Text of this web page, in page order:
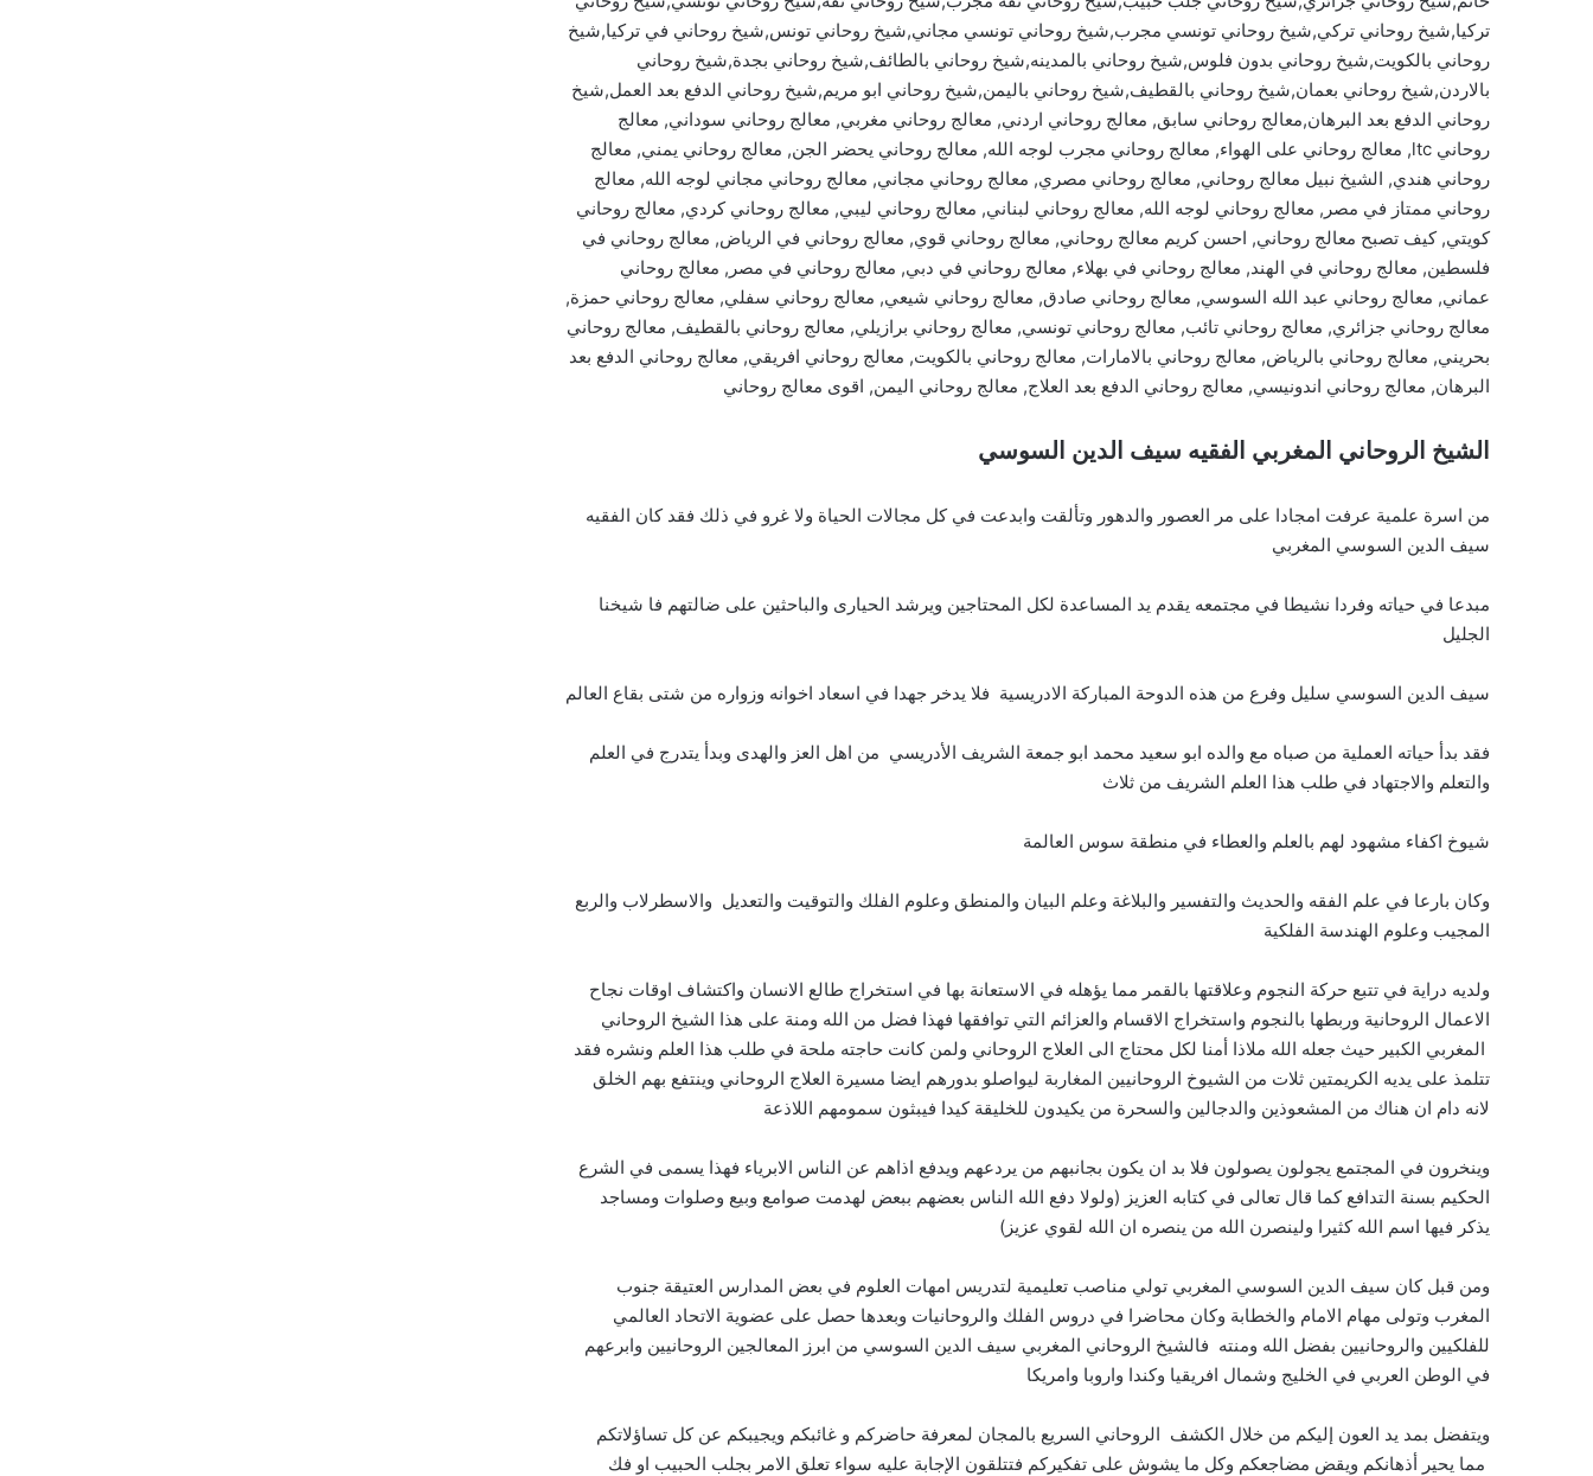
تركيا,شيخ روحاني تركي,شيخ روحاني تونسي مجرب,شيخ روحاني تونسي مجاني,شيخ روحاني تونس,شيخ روحاني في تركيا,شيخ
روحاني بالكويت,شيخ روحاني بدون فلوس,شيخ روحاني بالمدينه,شيخ روحاني بالطائف,شيخ روحاني بجدة,شيخ روحاني
بالاردن,شيخ روحاني بعمان,شيخ روحاني بالقطيف,شيخ روحاني باليمن,شيخ روحاني ابو مريم,شيخ روحاني الدفع بعد العمل,شيخ
روحاني الدفع بعد البرهان,معالج روحاني سابق, معالج روحاني اردني, معالج روحاني مغربي, معالج روحاني سوداني, معالج
روحاني ltc, معالج روحاني على الهواء, معالج روحاني مجرب لوجه الله, معالج روحاني يحضر الجن, معالج روحاني يمني, معالج
روحاني هندي, الشيخ نبيل معالج روحاني, معالج روحاني مصري, معالج روحاني مجاني, معالج روحاني مجاني لوجه الله, معالج
روحاني ممتاز في مصر, معالج روحاني لوجه الله, معالج روحاني لبناني, معالج روحاني ليبي, معالج روحاني كردي, معالج روحاني
كويتي, كيف تصبح معالج روحاني, احسن كريم معالج روحاني, معالج روحاني قوي, معالج روحاني في الرياض, معالج روحاني في
فلسطين, معالج روحاني في الهند, معالج روحاني في بهلاء, معالج روحاني في دبي, معالج روحاني في مصر, معالج روحاني
عماني, معالج روحاني عبد الله السوسي, معالج روحاني صادق, معالج روحاني شيعي, معالج روحاني سفلي, معالج روحاني حمزة,
معالج روحاني جزائري, معالج روحاني تائب, معالج روحاني تونسي, معالج روحاني برازيلي, معالج روحاني بالقطيف, معالج روحاني
بحريني, معالج روحاني بالرياض, معالج روحاني بالامارات, معالج روحاني بالكويت, معالج روحاني افريقي, معالج روحاني الدفع بعد
البرهان, معالج روحاني اندونيسي, معالج روحاني الدفع بعد العلاج, معالج روحاني اليمن, اقوى معالج روحاني
الشيخ الروحاني المغربي الفقيه سيف الدين السوسي
من اسرة علمية عرفت امجادا على مر العصور والدهور وتألقت وابدعت في كل مجالات الحياة ولا غرو في ذلك فقد كان الفقيه
سيف الدين السوسي المغربي
مبدعا في حياته وفردا نشيطا في مجتمعه يقدم يد المساعدة لكل المحتاجين ويرشد الحيارى والباحثين على ضالتهم فا شيخنا
الجليل
سيف الدين السوسي سليل وفرع من هذه الدوحة المباركة الادريسية فلا يدخر جهدا في اسعاد اخوانه وزواره من شتى بقاع العالم
فقد بدأ حياته العملية من صباه مع والده ابو سعيد محمد ابو جمعة الشريف الأدريسي من اهل العز والهدى وبدأ يتدرج في العلم
والتعلم والاجتهاد في طلب هذا العلم الشريف من ثلاث
شيوخ اكفاء مشهود لهم بالعلم والعطاء في منطقة سوس العالمة
وكان بارعا في علم الفقه والحديث والتفسير والبلاغة وعلم البيان والمنطق وعلوم الفلك والتوقيت والتعديل والاسطرلاب والربع
المجيب وعلوم الهندسة الفلكية
ولديه دراية في تتبع حركة النجوم وعلاقتها بالقمر مما يؤهله في الاستعانة بها في استخراج طالع الانسان واكتشاف اوقات نجاح
الاعمال الروحانية وربطها بالنجوم واستخراج الاقسام والعزائم التي توافقها فهذا فضل من الله ومنة على هذا الشيخ الروحاني
المغربي الكبير حيث جعله الله ملاذا أمنا لكل محتاج الى العلاج الروحاني ولمن كانت حاجته ملحة في طلب هذا العلم ونشره فقد
تتلمذ على يديه الكريمتين ثلات من الشيوخ الروحانيين المغاربة ليواصلو بدورهم ايضا مسيرة العلاج الروحاني وينتفع بهم الخلق
لانه دام ان هناك من المشعوذين والدجالين والسحرة من يكيدون للخليقة كيدا فيبثون سمومهم اللاذعة
وينخرون في المجتمع يجولون يصولون فلا بد ان يكون بجانبهم من يردعهم ويدفع اذاهم عن الناس الابرياء فهذا يسمى في الشرع
الحكيم بسنة التدافع كما قال تعالى في كتابه العزيز (ولولا دفع الله الناس بعضهم ببعض لهدمت صوامع وبيع وصلوات ومساجد
يذكر فيها اسم الله كثيرا ولينصرن الله من ينصره ان الله لقوي عزيز)
ومن قبل كان سيف الدين السوسي المغربي تولي مناصب تعليمية لتدريس امهات العلوم في بعض المدارس العتيقة جنوب
المغرب وتولى مهام الامام والخطابة وكان محاضرا في دروس الفلك والروحانيات وبعدها حصل على عضوية الاتحاد العالمي
للفلكيين والروحانيين بفضل الله ومنته فالشيخ الروحاني المغربي سيف الدين السوسي من ابرز المعالجين الروحانيين وابرعهم
في الوطن العربي في الخليج وشمال افريقيا وكندا واروبا وامريكا
ويتفضل بمد يد العون إليكم من خلال الكشف الروحاني السريع بالمجان لمعرفة حاضركم و غائبكم ويجيبكم عن كل تساؤلاتكم
مما يحير أذهانكم ويقض مضاجعكم وكل ما يشوش على تفكيركم فتتلقون الإجابة عليه سواء تعلق الامر بجلب الحبيب او فك